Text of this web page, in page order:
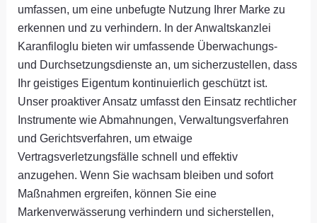
umfassen, um eine unbefugte Nutzung Ihrer Marke zu
erkennen und zu verhindern. In der Anwaltskanzlei
Karanfiloglu bieten wir umfassende Überwachungs-
und Durchsetzungsdienste an, um sicherzustellen, dass
Ihr geistiges Eigentum kontinuierlich geschützt ist.
Unser proaktiver Ansatz umfasst den Einsatz rechtlicher
Instrumente wie Abmahnungen, Verwaltungsverfahren
und Gerichtsverfahren, um etwaige
Vertragsverletzungsfälle schnell und effektiv
anzugehen. Wenn Sie wachsam bleiben und sofort
Maßnahmen ergreifen, können Sie eine
Markenverwässerung verhindern und sicherstellen,